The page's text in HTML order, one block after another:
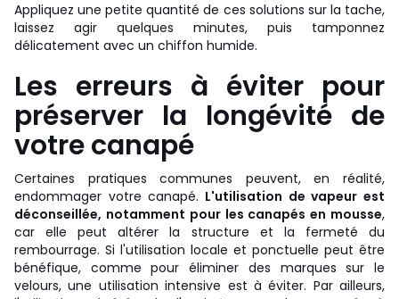
Appliquez une petite quantité de ces solutions sur la tache,
laissez agir quelques minutes, puis tamponnez
délicatement avec un chiffon humide.
Les erreurs à éviter pour
préserver la longévité de
votre canapé
Certaines pratiques communes peuvent, en réalité,
endommager votre canapé. L'utilisation de vapeur est
déconseillée, notamment pour les canapés en mousse,
car elle peut altérer la structure et la fermeté du
rembourrage. Si l'utilisation locale et ponctuelle peut être
bénéfique, comme pour éliminer des marques sur le
velours, une utilisation intensive est à éviter. Par ailleurs,